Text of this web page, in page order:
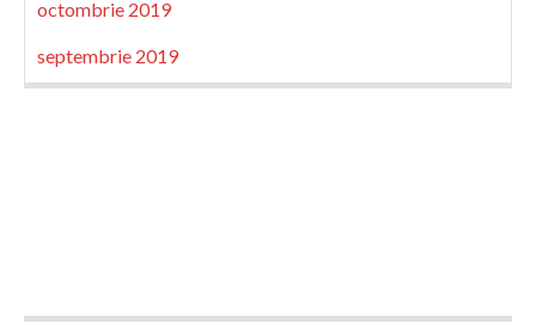
octombrie 2019
septembrie 2019